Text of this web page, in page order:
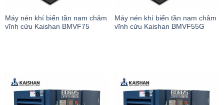
Máy nén khí biến tần nam châm
vĩnh cửu Kaishan BMVF75
Máy nén khí biến tần nam châm
vĩnh cửu Kaishan BMVF55G